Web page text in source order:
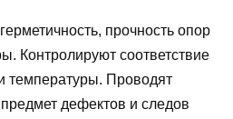
прочность опор
Контролируют соответствие
температуры. Проводят
дефектов и следов